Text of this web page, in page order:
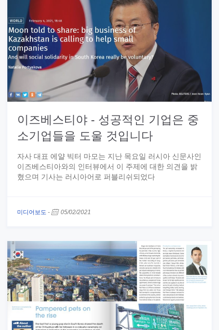
이즈베스티야 - 성공적인 기업은 중
소기업들을 도울 것입니다
자사 대표 에얄 빅터 마모는 지난 목요일 러시아 신문사인
이즈베스티아와의 인터뷰에서 이 주제에 대한 의견을 밝
혔으며 기사는 러시아어로 퍼블리쉬되었다
미디어보도 - 05/02/2021